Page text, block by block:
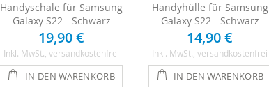
Handyschale für Samsung
Galaxy S22 - Schwarz
19,90 €
Inkl. MwSt., versandkostenfrei
IN DEN WARENKORB
Handyhülle für Samsung
Galaxy S22 - Schwarz
14,90 €
Inkl. MwSt., versandkostenfrei
IN DEN WARENKORB